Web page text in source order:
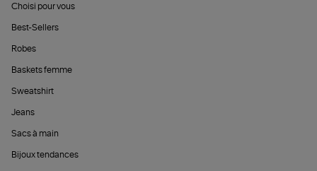
Choisi pour vous
Best-Sellers
Robes
Baskets femme
Sweatshirt
Jeans
Sacs à main
Bijoux tendances